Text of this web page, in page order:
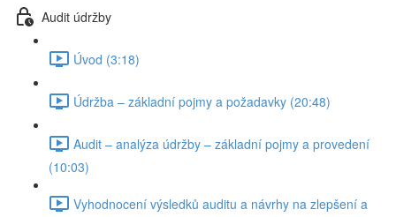
Audit údržby
Úvod (3:18)
Údržba – základní pojmy a požadavky (20:48)
Audit – analýza údržby – základní pojmy a provedení
(10:03)
Vyhodnocení výsledků auditu a návrhy na zlepšení a